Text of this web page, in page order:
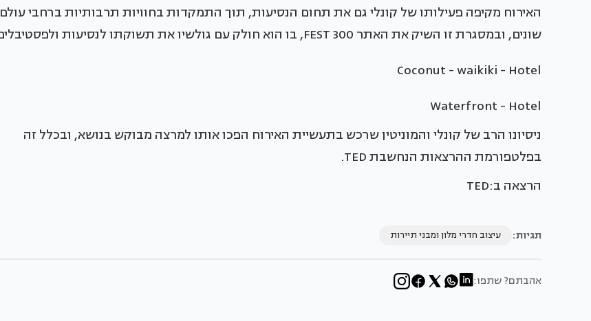
האירוח מקיפה פעילותו של קונלי גם את תחום הנסיעות, תוך התמקדות בחוויות תרבותיות ברחבי עולם
שונים, ובמסגרת זו השיק את האתר FEST 300, בו הוא חולק עם גולשיו את תשוקתו לנסיעות ולפסטיבלים.
Coconut - waikiki - Hotel
Waterfront - Hotel
ניסיונו הרב של קונלי והמוניטין שרכש בתעשיית האירוח הפכו אותו למרצה מבוקש בנושא, ובכלל זה
בפלטפורמת ההרצאות הנחשבת TED.
הרצאה ב:TED
תגיות: עיצוב חדרי מלון ומבני תיירות
אהבתם? שתפו: